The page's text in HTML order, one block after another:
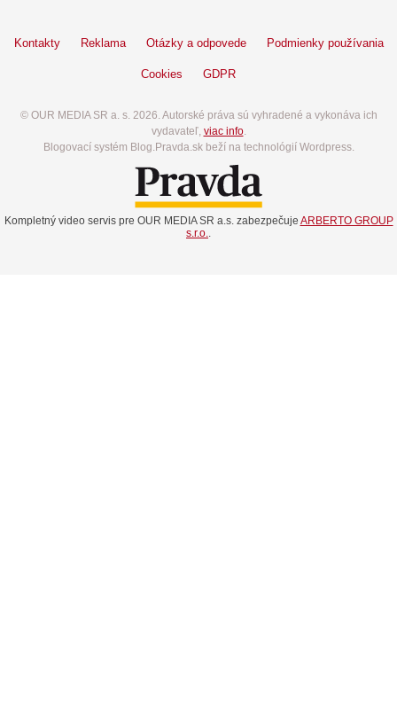
Kontakty Reklama Otázky a odpovede Podmienky používania
Cookies GDPR
© OUR MEDIA SR a. s. 2026. Autorské práva sú vyhradené a vykonáva ich
vydavateľ, viac info.
Blogovací systém Blog.Pravda.sk beží na technológií Wordpress.
Kompletný video servis pre OUR MEDIA SR a.s. zabezpečuje ARBERTO GROUP
s.r.o..